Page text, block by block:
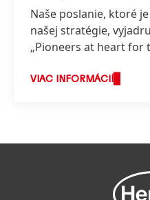
Naše poslanie, ktoré
našej stratégie,
„Pioneers at heart for
čo usilujeme.
VIAC INFORMÁCIÍ